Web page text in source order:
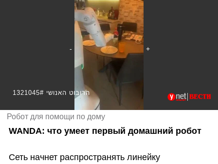
1321045# הרובוט האנושי
Робот для помощи по дому
WANDA: что умеет первый домашний робот
Сеть начнет распространять линейку